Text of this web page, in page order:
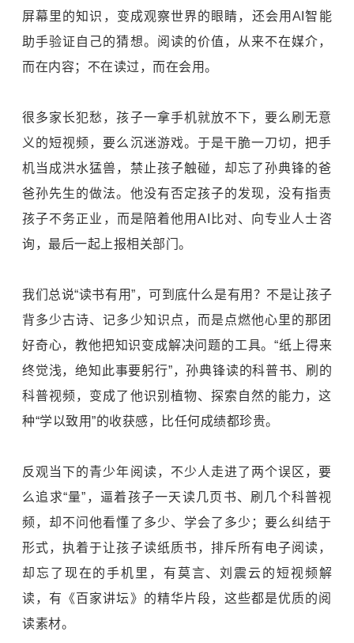
屏幕里的知识，变成观察世界的眼睛，还会用AI智能
助手验证自己的猜想。阅读的价值，从来不在媒介，
而在内容；不在读过，而在会用。
很多家长犯愁，孩子一拿手机就放不下，要么刷无意
义的短视频，要么沉迷游戏。于是干脆一刀切，把手
机当成洪水猛兽，禁止孩子触碰，却忘了孙典锋的爸
爸孙先生的做法。他没有否定孩子的发现，没有指责
孩子不务正业，而是陪着他用AI比对、向专业人士咨
询，最后一起上报相关部门。
我们总说“读书有用”，可到底什么是有用？不是让孩子
背多少古诗、记多少知识点，而是点燃他心里的那团
好奇心，教他把知识变成解决问题的工具。“纸上得来
终觉浅，绝知此事要躬行”，孙典锋读的科普书、刷的
科普视频，变成了他识别植物、探索自然的能力，这
种“学以致用”的收获感，比任何成绩都珍贵。
反观当下的青少年阅读，不少人走进了两个误区，要
么追求“量”，逼着孩子一天读几页书、刷几个科普视
频，却不问他看懂了多少、学会了多少；要么纠结于
形式，执着于让孩子读纸质书，排斥所有电子阅读，
却忘了现在的手机里，有莫言、刘震云的短视频解
读，有《百家讲坛》的精华片段，这些都是优质的阅
读素材。